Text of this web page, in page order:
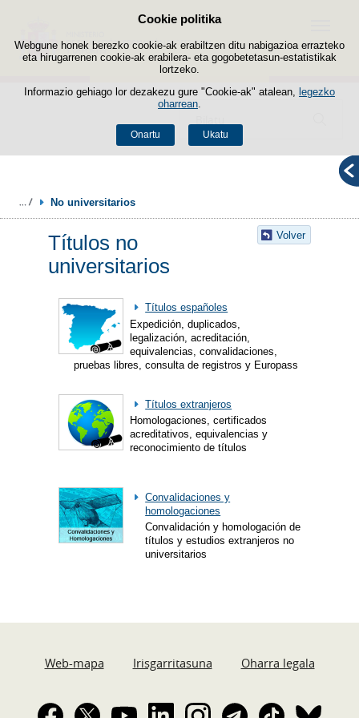
Cookie politika
Webgune honek berezko cookie-ak erabiltzen ditu nabigazioa errazteko
eta hirugarrenen cookie-ak erabilera- eta gogobetetasun-estatistikak
lortzeko.
Informazio gehiago lor dezakezu gure "Cookie-ak" atalean, legezko
oharrean
Onartu Ukatu
Edukira salto egin
Menua
No universitarios
Volver
Títulos no
universitarios
Títulos españoles
Expedición, duplicados,
legalización, acreditación,
equivalencias, convalidaciones,
pruebas libres, consulta de registros y Europass
Títulos extranjeros
Homologaciones, certificados
acreditativos, equivalencias y
reconocimiento de títulos
Convalidaciones y
homologaciones
Convalidación y homologación de
títulos y estudios extranjeros no
universitarios
Web-mapa Irisgarritasuna Oharra legala